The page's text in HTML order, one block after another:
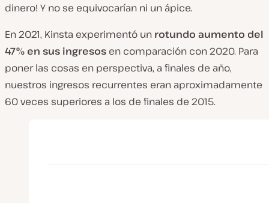
dinero! Y no se equivocarían ni un ápice.
En 2021, Kinsta experimentó un rotundo aumento del
47% en sus ingresos en comparación con 2020. Para
poner las cosas en perspectiva, a finales de año,
nuestros ingresos recurrentes eran aproximadamente
60 veces superiores a los de finales de 2015.